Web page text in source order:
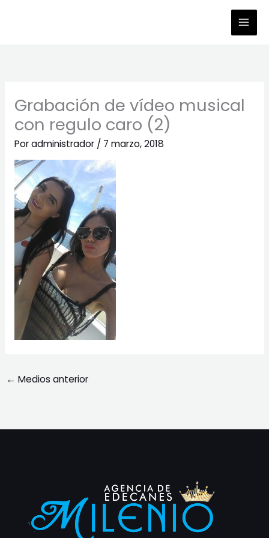
Grabación de vídeo musical
con regulo caro (2)
Poradministrador / 7 marzo, 2018
← Medios anterior